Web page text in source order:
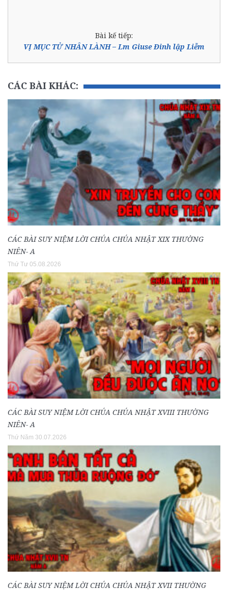
Bài kế tiếp:
VỊ MỤC TỬ NHÂN LÀNH – Lm Giuse Đinh lập Liễm
CÁC BÀI KHÁC:
CÁC BÀI SUY NIỆM LỜI CHÚA CHÚA NHẬT XIX THƯỜNG
NIÊN- A
Thứ Tư 05.08.2026
CÁC BÀI SUY NIỆM LỜI CHÚA CHÚA NHẬT XVIII THƯỜNG
NIÊN- A
Thứ Năm 30.07.2026
CÁC BÀI SUY NIỆM LỜI CHÚA CHÚA NHẬT XVII THƯỜNG